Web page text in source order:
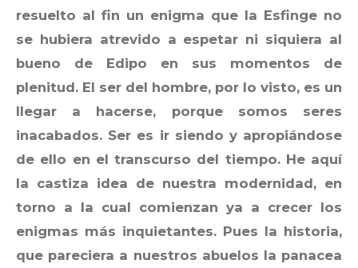
resuelto al fin un enigma que la Esfinge no
se hubiera atrevido a espetar ni siquiera al
bueno de Edipo en sus momentos de
plenitud. El ser del hombre, por lo visto, es un
llegar a hacerse, porque somos seres
inacabados. Ser es ir siendo y apropiándose
de ello en el transcurso del tiempo. He aquí
la castiza idea de nuestra modernidad, en
torno a la cual comienzan ya a crecer los
enigmas más inquietantes. Pues la historia,
que pareciera a nuestros abuelos la panacea